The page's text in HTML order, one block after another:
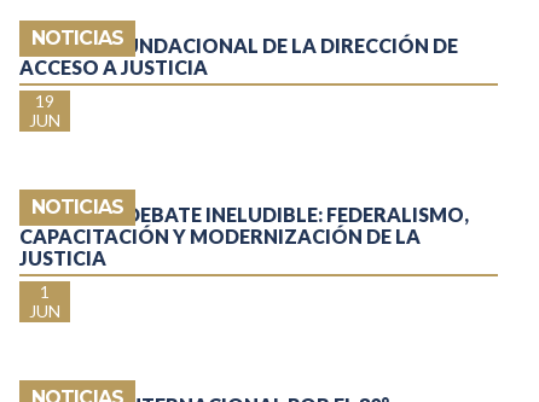
NOTICIAS
REUNIÓN FUNDACIONAL DE LA DIRECCIÓN DE
ACCESO A JUSTICIA
19
JUN
NOTICIAS
EJES DE UN DEBATE INELUDIBLE: FEDERALISMO,
CAPACITACIÓN Y MODERNIZACIÓN DE LA
JUSTICIA
1
JUN